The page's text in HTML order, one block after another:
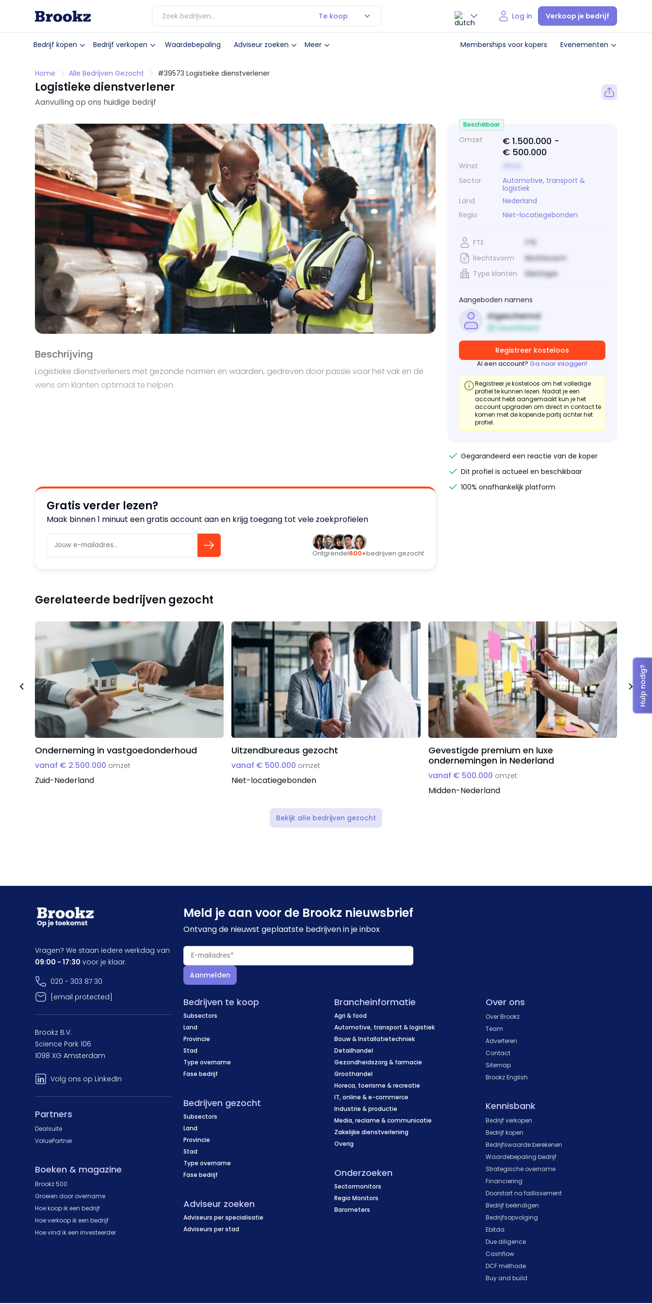
Te koop
Nederlands
Log in Verkoop je bedrijf
Bedrijf kopen Bedrijf verkopen Waardebepaling Adviseur zoeken Meer Memberships voor kopers Evenementen
Home Alle Bedrijven Gezocht #39573 Logistieke dienstverlener
Logistieke dienstverlener
Aanvulling op ons huidige bedrijf
Beschrijving
Logistieke dienstverleners met gezonde normen en waarden, gedreven door passie voor het vak en de
wens om klanten optimaal te helpen.
Gratis verder lezen?
Maak binnen 1 minuut een gratis account aan en krijg toegang tot vele zoekprofielen
Ontgrendel600+bedrijven gezocht
Omzet
€ 1.500.000 -
€ 500.000
Winst
Sector
Automotive, transport &
logistiek
Land
Nederland
Regio
Niet-locatiegebonden
Beschikbaar
FTE
FTE
Rechtsvorm
Rechtsvorm
Type klanten
Klanttype
Aangeboden namens
Afgeschermd
Geverifieerd
Registreer kosteloos
Al een account? Ga naar inloggen!
Registreer je kosteloos om het volledige
profiel te kunnen lezen. Nadat je een
account hebt aangemaakt kun je het
account upgraden om direct in contact te
komen met de kopende partij achter het
profiel.
Gegarandeerd een reactie van de koper
Dit profiel is actueel en beschikbaar
100% onafhankelijk platform
Gerelateerde bedrijven gezocht
Onderneming in vastgoedonderhoud
vanaf € 2.500.000 omzet
Zuid-Nederland
Uitzendbureaus gezocht
vanaf € 500.000 omzet
Niet-locatiegebonden
Gevestigde premium en luxe
ondernemingen in Nederland
vanaf € 500.000 omzet
Midden-Nederland
Bekijk alle bedrijven gezocht
Meld je aan voor de Brookz nieuwsbrief
Ontvang de nieuwst geplaatste bedrijven in je inbox
Aanmelden
Bedrijven te koop
Subsectors
Land
Provincie
Stad
Type overname
Fase bedrijf
Bedrijven gezocht
Subsectors
Land
Provincie
Stad
Type overname
Fase bedrijf
Adviseur zoeken
Adviseurs per specialisatie
Adviseurs per stad
Brancheinformatie
Agri & food
Automotive, transport & logistiek
Bouw & Installatietechniek
Detailhandel
Gezondheidszorg & farmacie
Groothandel
Horeca, toerisme & recreatie
IT, online & e-commerce
Industrie & productie
Media, reclame & communicatie
Zakelijke dienstverlening
Overig
Onderzoeken
Sectormonitors
Regio Monitors
Barometers
Over ons
Over Brookz
Team
Adverteren
Contact
Sitemap
Brookz English
Kennisbank
Bedrijf verkopen
Bedrijf kopen
Bedrijfswaarde berekenen
Waardebepaling bedrijf
Strategische overname
Financiering
Doorstart na faillissement
Bedrijf beëindigen
Bedrijfsopvolging
Ebitda
Due diligence
Cashflow
DCF methode
Buy and build
Vragen? We staan iedere werkdag van
09:00 - 17:30 voor je klaar.
020 - 303 87 30
[email protected]
Brookz B.V.
Science Park 106
1098 XG Amsterdam
Volg ons op LinkedIn
Partners
Dealsuite
ValuePartner
Boeken & magazine
Brookz 500
Groeien door overname
Hoe koop ik een bedrijf
Hoe verkoop ik een bedrijf
Hoe vind ik een investeerder
Hulp nodig?